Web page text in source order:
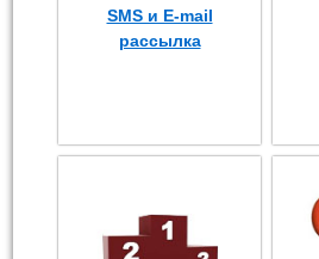
SMS и E-mail
рассылка